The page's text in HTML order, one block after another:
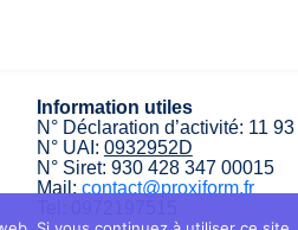
Information utiles
N° Déclaration d’activité: 11
N° UAI: 0932952D
N° Siret: 930 428 347 00015
Mail: contact@proxiform.fr